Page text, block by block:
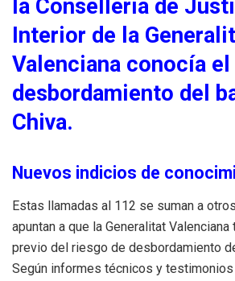
la Consellería de
Interior de la
Valenciana conocía el
desbordamiento del
Chiva.
Nuevos indicios de
Estas llamadas al 112 se suman a
apuntan a que la Generalitat
previo del riesgo de desbordamiento
Según informes técnicos y